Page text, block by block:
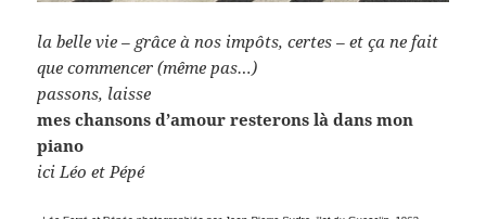
la belle vie – grâce à nos impôts, certes – et ça ne fait
que commencer (même pas…)
passons, laisse
mes chansons d’amour resterons là dans mon
piano
ici Léo et Pépé